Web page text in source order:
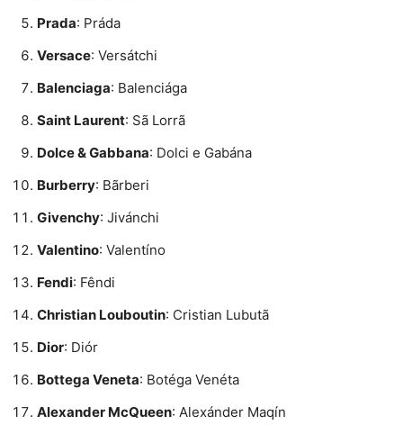
Prada: Práda
Versace: Versátchi
Balenciaga: Balenciága
Saint Laurent: Sã Lorrã
Dolce & Gabbana: Dolci e Gabána
Burberry: Bãrberi
Givenchy: Jivánchi
Valentino: Valentíno
Fendi: Fêndi
Christian Louboutin: Cristian Lubutã
Dior: Diór
Bottega Veneta: Botéga Venéta
Alexander McQueen: Alexánder Maqín